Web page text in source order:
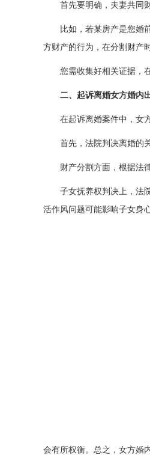
首先要明确，夫妻共同
比如，若某房产是您婚
方财产的行为，在分割财产
您需收集好相关证据，
二、起诉离婚女方婚内
在起诉离婚案件中，女
首先，法院判决离婚的
财产分割方面，根据法
子女抚养权判决上，法
活作风问题可能影响子女身
会有所权衡。总之，女方婚